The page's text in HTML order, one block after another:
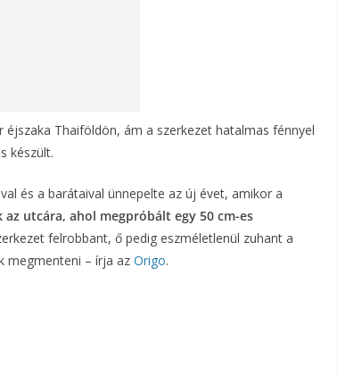
Thaiföldön, ám a szerkezet hatalmas fénnyel
készült.
és a barátaival ünnepelte az új évet, amikor a
utcára, ahol megpróbált egy 50 cm-es
felrobbant, ő pedig eszméletlenül zuhant a
megmenteni – írja az Origo.